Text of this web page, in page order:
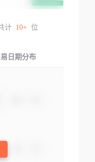
计 10+ 位
日期分布